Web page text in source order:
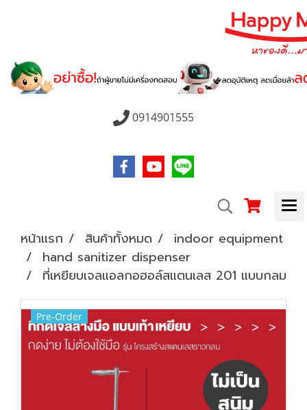
0914901555
หน้าแรก สินค้าทั้งหมด
indoor equipment
hand sanitizer dispenser
ที่เหยียบเจลแอลกอฮอล์สแตนเลส 201 แบบกลม
Pre-Order